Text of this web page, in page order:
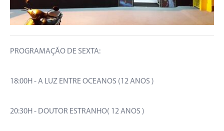
PROGRAMAÇÃO DE SEXTA:
18:00H - A LUZ ENTRE OCEANOS (12 ANOS )
20:30H - DOUTOR ESTRANHO( 12 ANOS )